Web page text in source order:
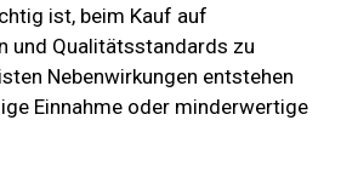
ist, beim Kauf auf
und Qualitätsstandards zu
Nebenwirkungen entstehen
Einnahme oder minderwertige